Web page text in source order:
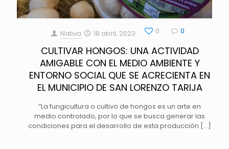
Nativa 18 abril, 2023 0 0
CULTIVAR HONGOS: UNA ACTIVIDAD
AMIGABLE CON EL MEDIO AMBIENTE Y
ENTORNO SOCIAL QUE SE ACRECIENTA EN
EL MUNICIPIO DE SAN LORENZO TARIJA
“La fungicultura o cultivo de hongos es un arte en
medio controlado, por lo que se busca generar las
condiciones para el desarrollo de esta producción […]